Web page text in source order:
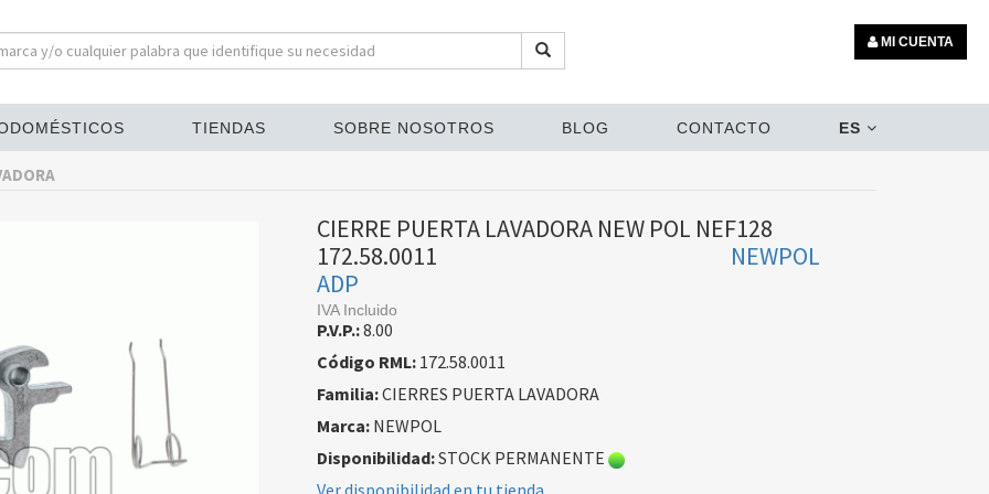
MI CUENTA
TIENDAS SOBRE NOSOTROS BLOG CONTACTO ES
CIERRE PUERTA LAVADORA NEW POL NEF128
172.58.0011
NEWPOL
ADP
IVA Incluido
P.V.P.:8.00
Código RML:172.58.0011
Familia:CIERRES PUERTA LAVADORA
Marca:NEWPOL
Disponibilidad:STOCK PERMANENTE
Ver disponibilidad en tu tienda